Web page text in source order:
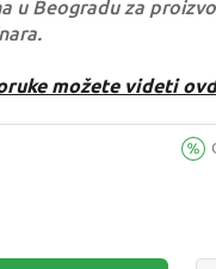
u Beogradu za
možete videti